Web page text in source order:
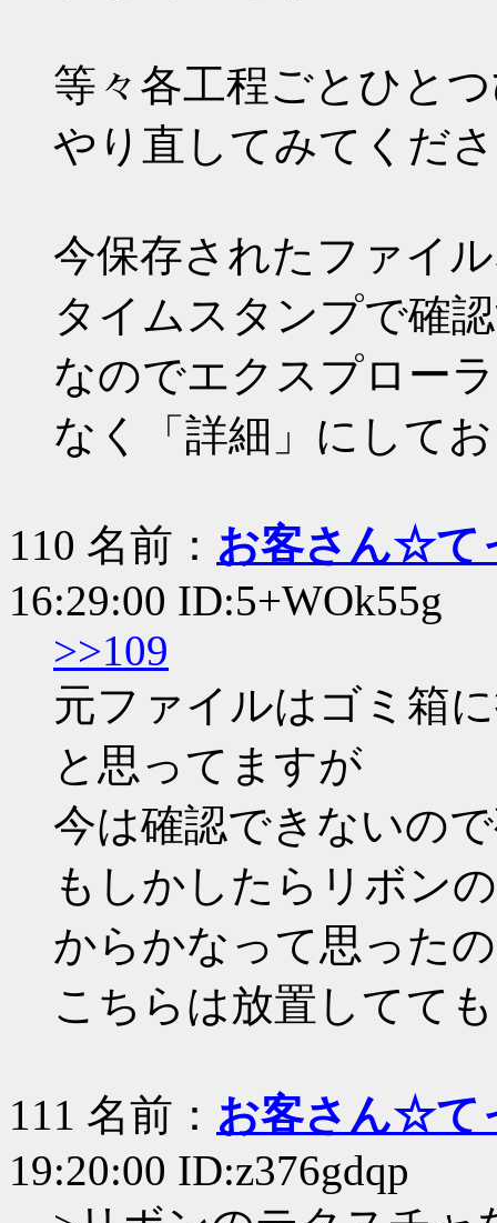
等々各工程ごとひと
やり直してみてくだ
今保存されたファイ
タイムスタンプで確
なのでエクスプロー
なく「詳細」にして
110 名前： お客さん☆て
16:29:00 ID:5+WOk55g
>>109
元ファイルはゴミ箱
と思ってますが
今は確認できないの
もしかしたらリボン
からかなって思った
こちらは放置してて
111 名前： お客さん☆て
19:20:00 ID:z376gdqp